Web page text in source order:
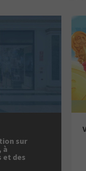
sur
à
et des